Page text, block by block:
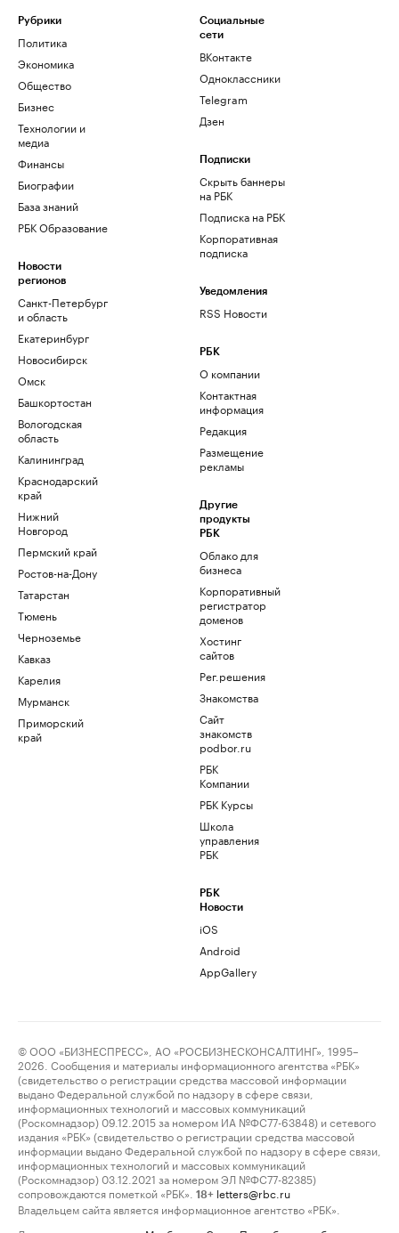
Рубрики
Политика
Экономика
Общество
Бизнес
Технологии и
медиа
Финансы
Биографии
База знаний
РБК Образование
Новости
регионов
Санкт-Петербург
и область
Екатеринбург
Новосибирск
Омск
Башкортостан
Вологодская
область
Калининград
Краснодарский
край
Нижний
Новгород
Пермский край
Ростов-на-Дону
Татарстан
Тюмень
Черноземье
Кавказ
Карелия
Мурманск
Приморский
край
Социальные
сети
ВКонтакте
Одноклассники
Telegram
Дзен
Подписки
Скрыть баннеры
на РБК
Подписка на РБК
Корпоративная
подписка
Уведомления
RSS Новости
РБК
О компании
Контактная
информация
Редакция
Размещение
рекламы
Другие
продукты
РБК
Облако для
бизнеса
Корпоративный
регистратор
доменов
Хостинг
сайтов
Рег.решения
Знакомства
Сайт
знакомств
podbor.ru
РБК
Компании
РБК Курсы
Школа
управления
РБК
РБК
Новости
iOS
Android
AppGallery
© ООО «БИЗНЕСПРЕСС», АО «РОСБИЗНЕСКОНСАЛТИНГ», 1995–
2026. Сообщения и материалы информационного агентства «РБК»
(свидетельство о регистрации средства массовой информации
выдано Федеральной службой по надзору в сфере связи,
информационных технологий и массовых коммуникаций
(Роскомнадзор) 09.12.2015 за номером ИА №ФС77-63848) и сетевого
издания «РБК» (свидетельство о регистрации средства массовой
информации выдано Федеральной службой по надзору в сфере связи,
информационных технологий и массовых коммуникаций
(Роскомнадзор) 03.12.2021 за номером ЭЛ №ФС77-82385)
сопровождаются пометкой «РБК».
18+ letters@rbc.ru
Владельцем сайта является информационное агентство «РБК».